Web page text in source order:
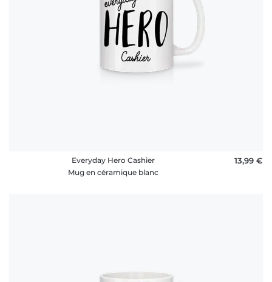
Everyday Hero Cashier
Mug en céramique blanc
13,99 €